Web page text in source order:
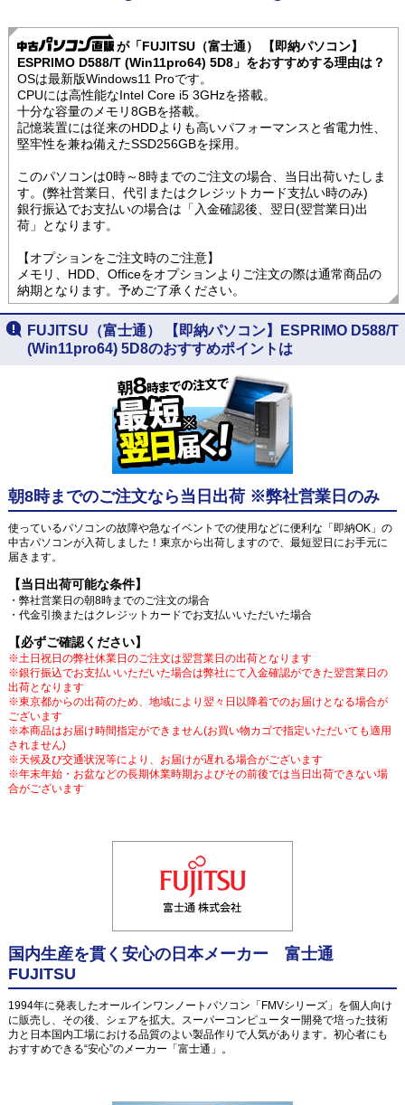
が「FUJITSU（富士通） 【即納パソコン】
ESPRIMO D588/T (Win11pro64) 5D8」をおすすめする理由は？
OSは最新版Windows11 Proです。
CPUには高性能なIntel Core i5 3GHzを搭載。
十分な容量のメモリ8GBを搭載。
記憶装置には従来のHDDよりも高いパフォーマンスと省電力性、
堅牢性を兼ね備えたSSD256GBを採用。
このパソコンは0時～8時までのご注文の場合、当日出荷いたしま
す。(弊社営業日、代引またはクレジットカード支払い時のみ)
銀行振込でお支払いの場合は「入金確認後、翌日(翌営業日)出
荷」となります。
【オプションをご注文時のご注意】
メモリ、HDD、Officeをオプションよりご注文の際は通常商品の
納期となります。予めご了承ください。
FUJITSU（富士通） 【即納パソコン】ESPRIMO D588/T
(Win11pro64) 5D8のおすすめポイントは
朝8時までのご注文なら当日出荷 ※弊社営業日のみ
使っているパソコンの故障や急なイベントでの使用などに便利な「即納OK」の
中古パソコンが入荷しました！東京から出荷しますので、最短翌日にお手元に
届きます。
【当日出荷可能な条件】
・弊社営業日の朝8時までのご注文の場合
・代金引換またはクレジットカードでお支払いいただいた場合
【必ずご確認ください】
※土日祝日の弊社休業日のご注文は翌営業日の出荷となります
※銀行振込でお支払いいただいた場合は弊社にて入金確認ができた翌営業日の
出荷となります
※東京都からの出荷のため、地域により翌々日以降着でのお届けとなる場合が
ございます
※本商品はお届け時間指定ができません(お買い物カゴで指定いただいても適用
されません)
※天候及び交通状況等により、お届けが遅れる場合がございます
※年末年始・お盆などの長期休業時期およびその前後では当日出荷できない場
合がございます
国内生産を貫く安心の日本メーカー 富士通
FUJITSU
1994年に発表したオールインワンノートパソコン「FMVシリーズ」を個人向け
に販売し、その後、シェアを拡大。スーパーコンピューター開発で培った技術
力と日本国内工場における品質のよい製品作りで人気があります。初心者にも
おすすめできる“安心”のメーカー「富士通」。